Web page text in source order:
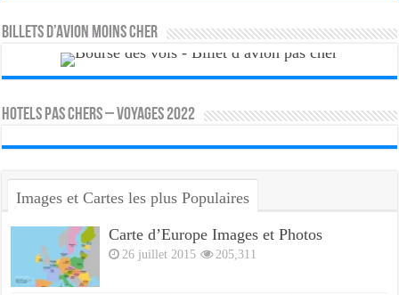
Billets d’avion moins cher
HOTELS PAS CHERS – VOYAGES 2022
Images et Cartes les plus Populaires
Carte d’Europe Images et Photos
26 juillet 2015 205,311